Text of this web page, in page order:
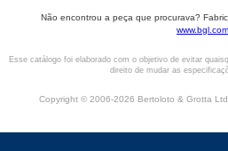
Não encontrou a peça que procurava?
Esse catálogo foi elaborado com o objetivo de evitar
direito de mudar as
Copyright © 2006-2026 Bertoloto & Grotta